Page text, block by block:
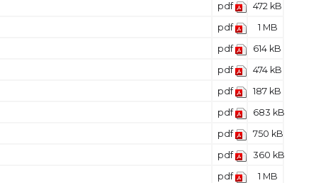
pdf 472 kB
pdf 1 MB
pdf 614 kB
pdf 474 kB
pdf 187 kB
pdf 683 kB
pdf 750 kB
pdf 360 kB
pdf 1 MB